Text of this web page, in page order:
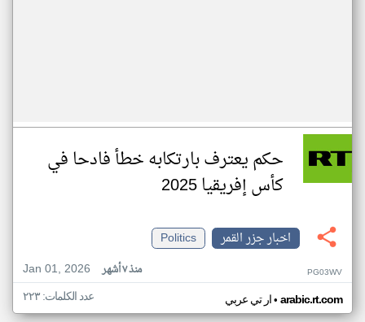
حكم يعترف بارتكابه خطأ فادحا في
كأس إفريقيا 2025
اخبار جزر القمر
Politics
Jan 01, 2026
منذ ٧ أشهر PG03WV
ار تي عربي• arabic.rt.com عدد الكلمات: ٢٢٣